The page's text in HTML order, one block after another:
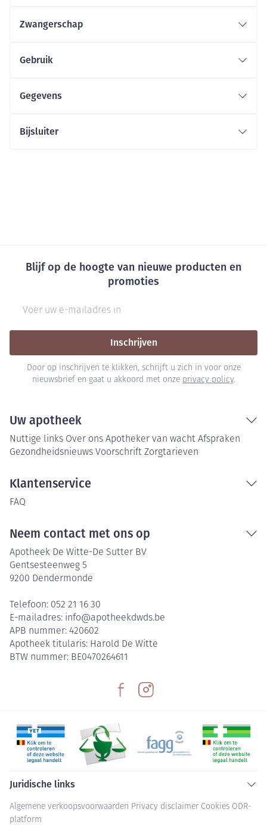
Zwangerschap
Gebruik
Gegevens
Bijsluiter
Blijf op de hoogte van nieuwe producten en
promoties
Inschrijven
Door op inschrijven te klikken, schrijft u zich in voor onze
nieuwsbrief en gaat u akkoord met onze privacy policy.
Uw apotheek
Nuttige links Over ons Apotheker van wacht Afspraken
Gezondheidsnieuws Voorschrift Zorgtarieven
Klantenservice
FAQ
Neem contact met ons op
Apotheek De Witte-De Sutter BV
Gentsesteenweg 5
9200 Dendermonde
Telefoon: 052 21 16 30
E-mailadres: info@apotheekdwds.be
APB nummer: 420602
Apotheek titularis: Harold De Witte
BTW nummer: BE0470264611
Juridische links
Algemene verkoopsvoorwaarden Privacy disclaimer Cookies ODR-
platform